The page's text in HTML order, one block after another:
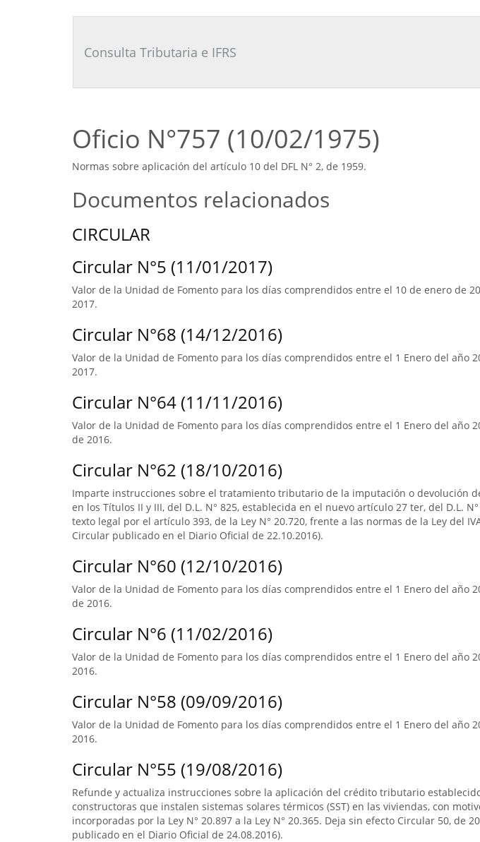
Tributario
Consulta Tributaria e IFRS
Oficio N°757 (10/02/1975)
Normas sobre aplicación del artículo 10 del DFL N° 2, de 1959.
Documentos relacionados
CIRCULAR
Circular N°5 (11/01/2017)
Valor de la Unidad de Fomento para los días comprendidos entre el 10 de enero de
2017.
Circular N°68 (14/12/2016)
Valor de la Unidad de Fomento para los días comprendidos entre el 1 Enero del año
2017.
Circular N°64 (11/11/2016)
Valor de la Unidad de Fomento para los días comprendidos entre el 1 Enero del año
de 2016.
Circular N°62 (18/10/2016)
Imparte instrucciones sobre el tratamiento tributario de la imputación o devolución
en los Títulos II y III, del D.L. N° 825, establecida en el nuevo artículo 27 ter, del D.L.
texto legal por el artículo 393, de la Ley N° 20.720, frente a las normas de la Ley del
Circular publicado en el Diario Oficial de 22.10.2016).
Circular N°60 (12/10/2016)
Valor de la Unidad de Fomento para los días comprendidos entre el 1 Enero del año
de 2016.
Circular N°6 (11/02/2016)
Valor de la Unidad de Fomento para los días comprendidos entre el 1 Enero del año
2016.
Circular N°58 (09/09/2016)
Valor de la Unidad de Fomento para los días comprendidos entre el 1 Enero del año
2016.
Circular N°55 (19/08/2016)
Refunde y actualiza instrucciones sobre la aplicación del crédito tributario
constructoras que instalen sistemas solares térmicos (SST) en las viviendas, con
incorporadas por la Ley N° 20.897 a la Ley N° 20.365. Deja sin efecto Circular 50, de
publicado en el Diario Oficial de 24.08.2016).